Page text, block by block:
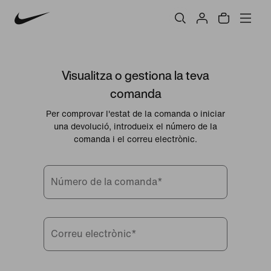
Visualitza o gestiona la teva
comanda
Per comprovar l'estat de la comanda o iniciar
una devolució, introdueix el número de la
comanda i el correu electrònic.
Número de la comanda*
Correu electrònic*